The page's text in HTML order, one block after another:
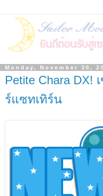
Monday, November 30,
Petite Chara DX!
ร์แซทเทิร์น